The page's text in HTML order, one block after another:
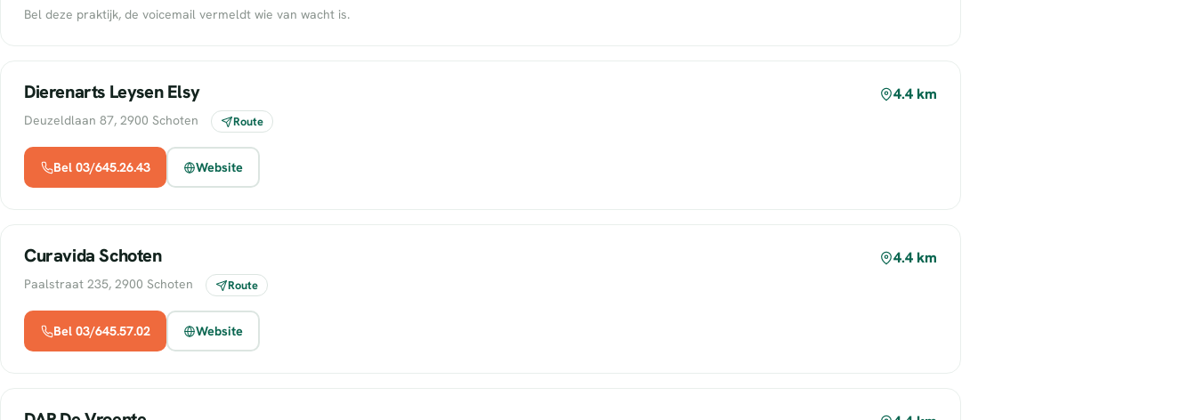
Bel deze praktijk, de voicemail vermeldt wie van wacht is.
Dierenarts Leysen Elsy 4.4 km
Deuzeldlaan 87, 2900 Schoten Route
Bel 03/645.26.43 Website
Curavida Schoten 4.4 km
Paalstraat 235, 2900 Schoten Route
Bel 03/645.57.02 Website